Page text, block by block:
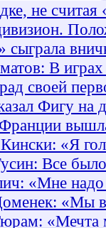
не считая
сыграла
В играх
своей
Фигу на
«Я
Все
«Мне надо
«Мы
«Мечта